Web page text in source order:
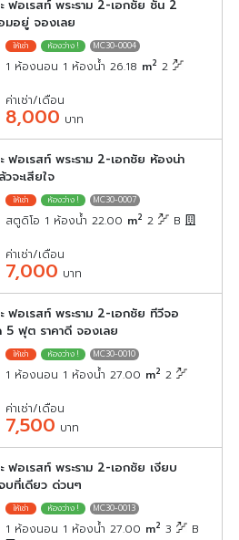
ฟอเรสท์ พระราม 2-เอกชัย ชั้น 2
มอยู่ จองเลย
MC30-0004
1 ห้องนอน 1 ห้องน้ำ 26.18 m2 2
ค่าเช่า/เดือน
8,000 บาท
ฟอเรสท์ พระราม 2-เอกชัย ห้องน่า
จะเสียใจ
MC30-0007
สตูดิโอ 1 ห้องน้ำ 22.00 m2 2 B
ค่าเช่า/เดือน
7,000 บาท
ฟอเรสท์ พระราม 2-เอกชัย ทีวีจอ
ฟุต ราคาดี จองเลย
MC30-0010
1 ห้องนอน 1 ห้องน้ำ 27.00 m2 2
ค่าเช่า/เดือน
7,500 บาท
ฟอเรสท์ พระราม 2-เอกชัย เงียบ
ที่เดียว ด่วนๆ
MC30-0013
1 ห้องนอน 1 ห้องน้ำ 27.00 m2 3 B